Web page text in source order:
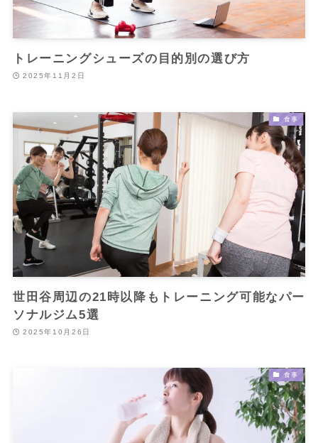
トレーニングシューズの目的別の選び方
2025年11月2日
食事
世田谷周辺の21時以降もトレーニング可能なパー
ソナルジム5選
2025年10月26日
食事